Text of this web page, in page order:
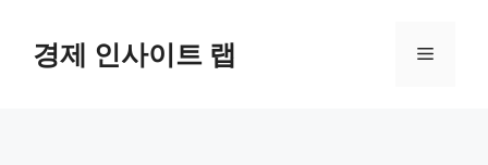
경제 인사이트 랩 메